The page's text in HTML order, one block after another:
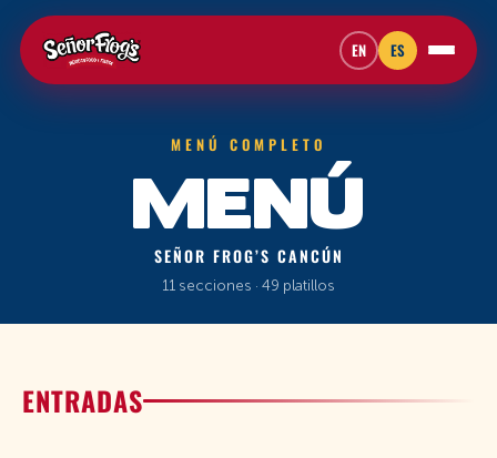
EN ES
MENÚ COMPLETO
MENÚ
SEÑOR FROG’S CANCÚN
11 secciones · 49 platillos
ENTRADAS